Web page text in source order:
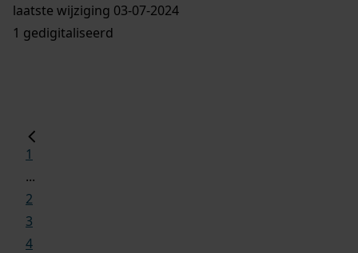
laatste wijziging 03-07-2024
1 gedigitaliseerd
1
...
2
3
4